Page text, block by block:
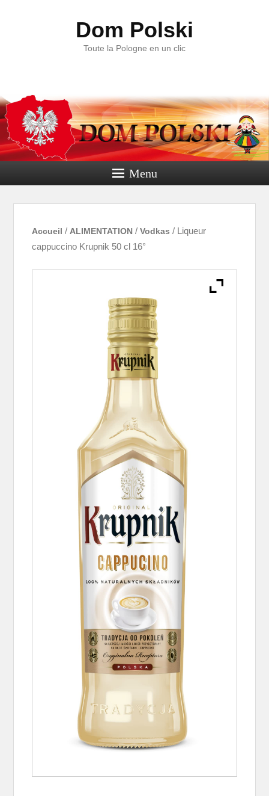
Dom Polski
Toute la Pologne en un clic
Menu
Accueil / ALIMENTATION /Vodkas / Liqueur
cappuccino Krupnik 50 cl 16°